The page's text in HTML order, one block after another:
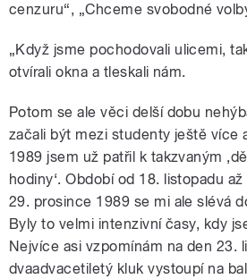
cenzuru“, „Chceme svobodné
„Když jsme pochodovali ulicemi,
otvírali okna a tleskali nám.
Potom se ale věci delší dobu
začali být mezi studenty ještě více
1989 jsem už patřil k takzvaným
hodiny‘. Období od 18. listopadu
29. prosince 1989 se mi ale slévá
Byly to velmi intenzivní časy, kdy
Nejvíce asi vzpomínám na den 23.
dvaadvacetiletý kluk vystoupí na